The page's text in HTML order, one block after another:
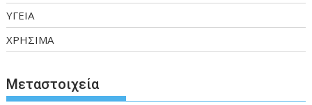
ΥΓΕΙΑ
ΧΡΗΣΙΜΑ
Μεταστοιχεία